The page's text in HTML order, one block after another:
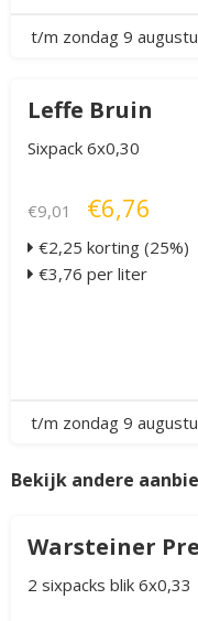
t/m zondag 9
Leffe Bruin
Sixpack 6x0,30
€9,01 €6,76
€2,25 korting (25%)
€3,76 per liter
t/m zondag 9
Bekijk andere
Warsteiner
2 sixpacks blik 6x0,33